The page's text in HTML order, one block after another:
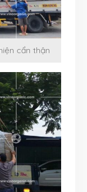
cẩn thận